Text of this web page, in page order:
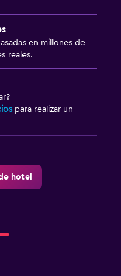
en millones de
reales.
para realizar un
hotel